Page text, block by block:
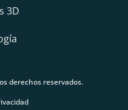
3D
derechos reservados.